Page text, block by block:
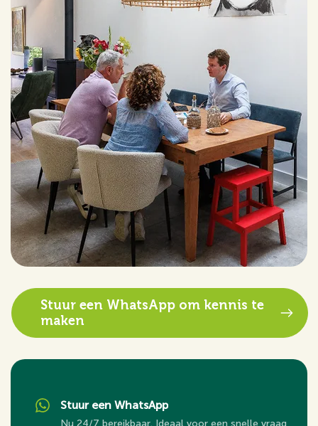
Stuur een WhatsApp om kennis te
maken
Stuur een WhatsApp
Nu 24/7 bereikbaar. Ideaal voor een snelle vraag